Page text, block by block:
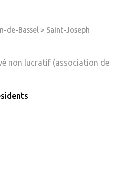
de-Bassel > Saint-Joseph
non lucratif (association de